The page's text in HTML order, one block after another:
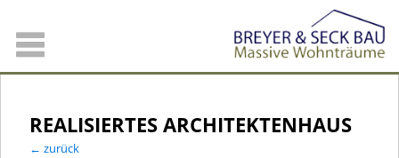
REALISIERTES ARCHITEKTENHAUS
← zurück